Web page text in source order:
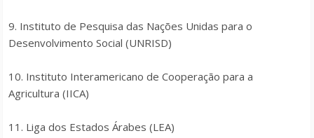
9. Instituto de Pesquisa das Nações Unidas para o
Desenvolvimento Social (UNRISD)
10. Instituto Interamericano de Cooperação para a
Agricultura (IICA)
11. Liga dos Estados Árabes (LEA)